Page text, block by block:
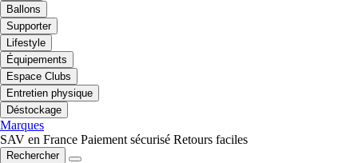
Ballons
Supporter
Lifestyle
Équipements
Espace Clubs
Entretien physique
Déstockage
Marques
SAV en France Paiement sécurisé Retours faciles
Rechercher